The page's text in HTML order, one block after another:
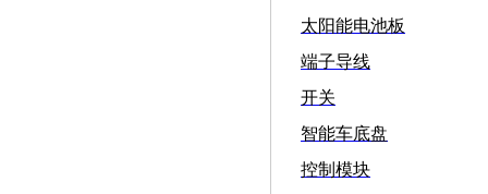
太阳能电池板
端子导线
开关
智能车底盘
控制模块